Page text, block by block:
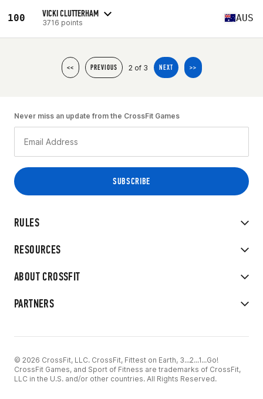
100 VICKI CLUTTERHAM
3716 points AUS
<< PREVIOUS 2 of 3 NEXT >>
RULES
RESOURCES
ABOUT CROSSFIT
PARTNERS
Never miss an update from the CrossFit Games
© 2026 CrossFit, LLC. CrossFit, Fittest on Earth, 3...2...1...Go!
CrossFit Games, and Sport of Fitness are trademarks of CrossFit,
LLC in the U.S. and/or other countries. All Rights Reserved.